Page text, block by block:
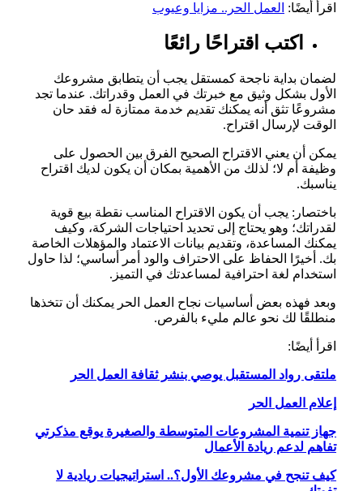
اقرأ أيضًا: العمل الحر.. مزايا وعيوب
اكتب اقتراحًا رائعًا
لضمان بداية ناجحة كمستقل يجب أن يتطابق مشروعك
الأول بشكل وثيق مع خبرتك في العمل وقدراتك. عندما تجد
مشروعًا تثق أنه يمكنك تقديم خدمة ممتازة له فقد حان
الوقت لإرسال اقتراح.
يمكن أن يعني الاقتراح الصحيح الفرق بين الحصول على
وظيفة أم لا؛ لذلك من الأهمية بمكان أن يكون لديك اقتراح
يناسبك.
باختصار: يجب أن يكون الاقتراح المناسب نقطة بيع قوية
لقدراتك؛ وهو يحتاج إلى تحديد احتياجات الشركة، وكيف
يمكنك المساعدة، وتقديم بيانات الاعتماد والمؤهلات الخاصة
بك. أخيرًا الحفاظ على الاحتراف والود أمر أساسي؛ لذا حاول
استخدام لغة احترافية لمساعدتك في التميز.
وبعد فهذه بعض أساسيات نجاح العمل الحر يمكنك أن تتخذها
منطلقًا لك نحو عالم مليء بالفرص.
اقرأ أيضًا:
ملتقى رواد المستقبل يوصي بنشر ثقافة العمل الحر
إعلام العمل الحر
جهاز تنمية المشروعات المتوسطة والصغيرة يوقع مذكرتي
تفاهم لدعم ريادة الأعمال
كيف تنجح في مشروعك الأول؟.. استراتيجيات ريادية لا